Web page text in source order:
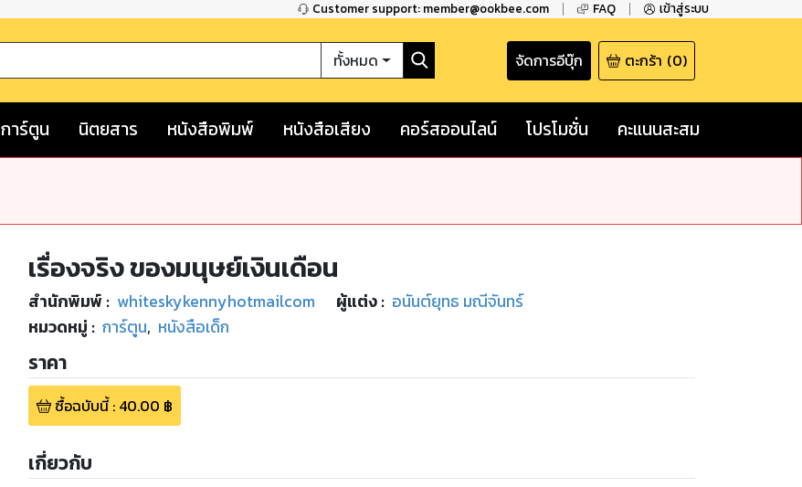
Customer support: member@ookbee.com FAQ เข้าสู่ระบบ
ทั้งหมด จัดการอีบุ๊ก ตะกร้า (0)
การ์ตูน นิตยสาร หนังสือพิมพ์ หนังสือเสียง คอร์สออนไลน์ โปรโมชั่น คะแนนสะสม
เรื่องจริง ของมนุษย์เงินเดือน
สำนักพิมพ์ : whiteskykennyhotmailcom ผู้แต่ง : อนันต์ยุทธ มณีจันทร์
หมวดหมู่ : การ์ตูน, หนังสือเด็ก
ราคา
ซื้อฉบับนี้: 40.00 ฿
เกี่ยวกับ